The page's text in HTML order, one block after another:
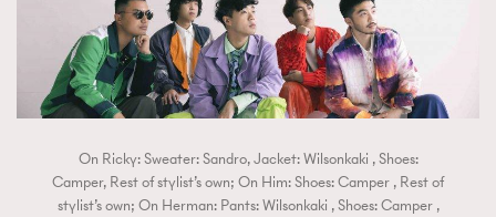
On Ricky: Sweater: Sandro, Jacket: Wilsonkaki , Shoes:
Camper, Rest of stylist’s own; On Him: Shoes: Camper , Rest of
stylist’s own; On Herman: Pants: Wilsonkaki , Shoes: Camper ,